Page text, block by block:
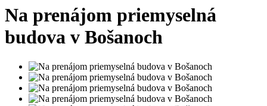
Na prenájom priemyselná
budova v Bošanoch